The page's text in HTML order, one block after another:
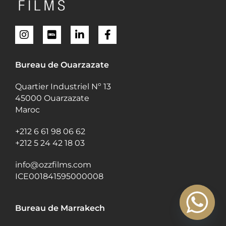
Bureau de Ouarzazate
Quartier Industriel Nº 13
45000 Ouarzazate
Maroc
+212 6 61 98 06 62
+212 5 24 42 18 03
info@ozzfilms.com
ICE001841595000008
Bureau de Marrakech